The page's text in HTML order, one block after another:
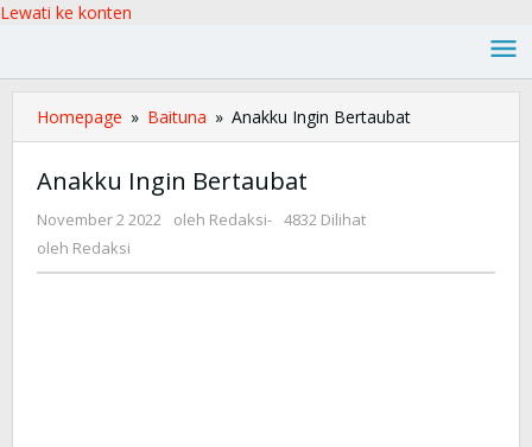
Lewati ke konten
Homepage » Baituna » Anakku Ingin Bertaubat
Anakku Ingin Bertaubat
November 2 2022 oleh Redaksi- 4832 Dilihat
oleh Redaksi